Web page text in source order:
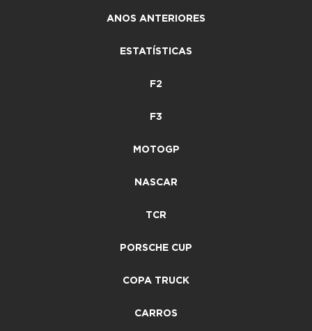
ANOS ANTERIORES
ESTATÍSTICAS
F2
F3
MOTOGP
NASCAR
TCR
PORSCHE CUP
COPA TRUCK
CARROS